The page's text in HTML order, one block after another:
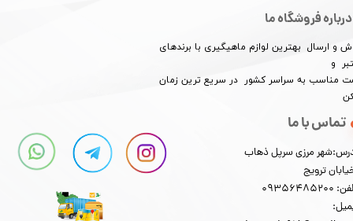
درباره فروشگاه ما
و ارسال بهترین لوازم ماهیگیری با برندهای
و
مناسب به سراسر کشور در سریع ترین زمان
تماس با ما
مرزی سرپل ذهاب
ترویج